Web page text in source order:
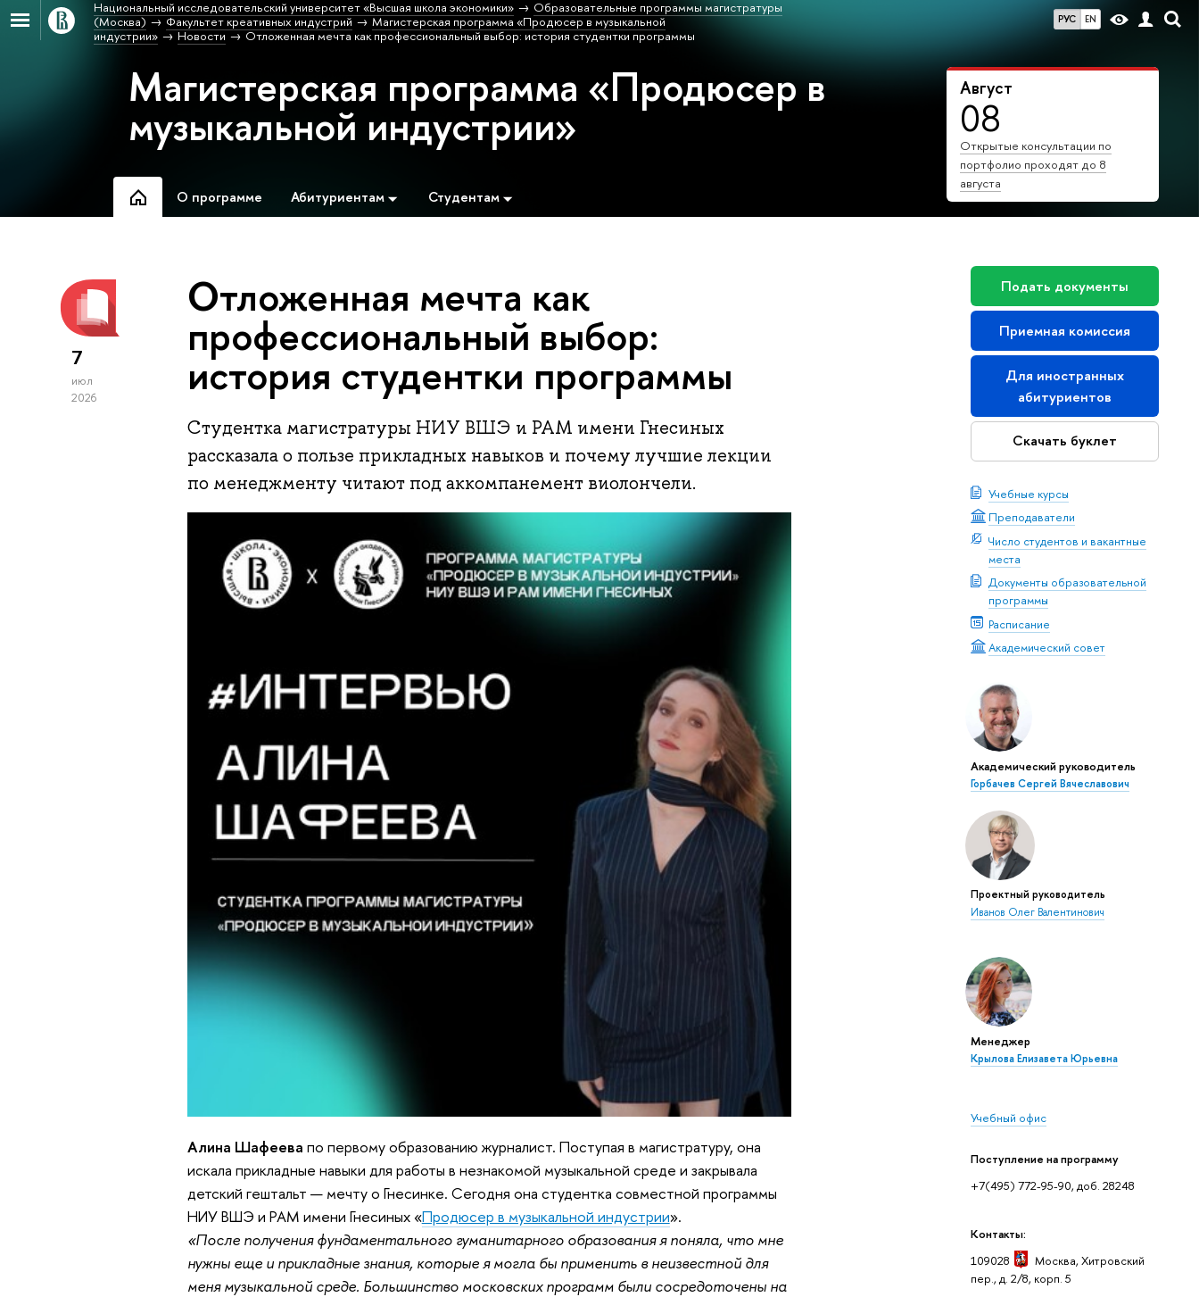
РУС EN
Национальный исследовательский университет «Высшая школа экономики»
Образовательные программы магистратуры
(Москва)
Факультет креативных индустрий
Магистерская программа «Продюсер в музыкальной
индустрии»
Новости Отложенная мечта как профессиональный выбор: история студентки программы
Август
08
Открытые консультации по
портфолио проходят до 8
августа
Магистерская программа «Продюсер в
музыкальной индустрии»
О программе Абитуриентам Студентам
Подать документы
Приемная комиссия
Для иностранных
абитуриентов
Скачать буклет
Учебные курсы
Преподаватели
Число студентов и вакантные
места
Документы образовательной
программы
Расписание
Академический совет
Академический руководитель
Горбачев Сергей Вячеславович
Проектный руководитель
Иванов Олег Валентинович
Менеджер
Крылова Елизавета Юрьевна
Учебный офис
Поступление на программу
+7(495) 772-95-90, доб. 28248
Контакты:
109028
Москва, Хитровский
пер., д. 2/8, корп. 5
7
июл
2026
Отложенная мечта как
профессиональный выбор:
история студентки программы
Студентка магистратуры НИУ ВШЭ и РАМ имени Гнесиных
рассказала о пользе прикладных навыков и почему лучшие лекции
по менеджменту читают под аккомпанемент виолончели.
Алина Шафеева по первому образованию журналист. Поступая в магистратуру, она
искала прикладные навыки для работы в незнакомой музыкальной среде и закрывала
детский гештальт — мечту о Гнесинке. Сегодня она студентка совместной программы
НИУ ВШЭ и РАМ имени Гнесиных «Продюсер в музыкальной индустрии».
«После получения фундаментального гуманитарного образования я поняла, что мне
нужны еще и прикладные знания, которые я могла бы применить в неизвестной для
меня музыкальной среде. Большинство московских программ были сосредоточены на